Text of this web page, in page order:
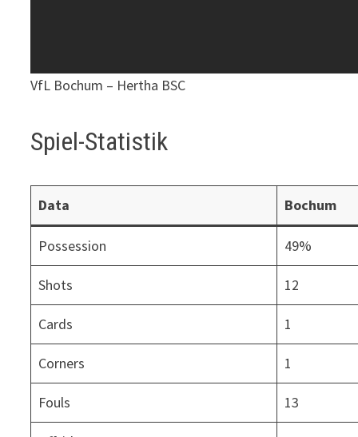
VfL Bochum – Hertha BSC
Spiel-Statistik
Data Bochum
Possession 49%
Shots 12
Cards 1
Corners 1
Fouls 13